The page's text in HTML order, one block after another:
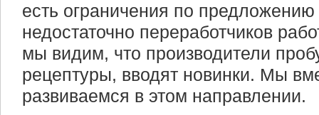
есть ограничения по
недостаточно переработчиков
мы видим, что производители
рецептуры, вводят новинки. Мы
развиваемся в этом направлении.